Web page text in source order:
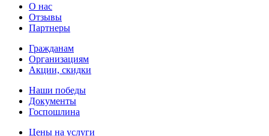
О нас
Отзывы
Партнеры
Гражданам
Организациям
Акции, скидки
Наши победы
Документы
Госпошлина
Цены на услуги